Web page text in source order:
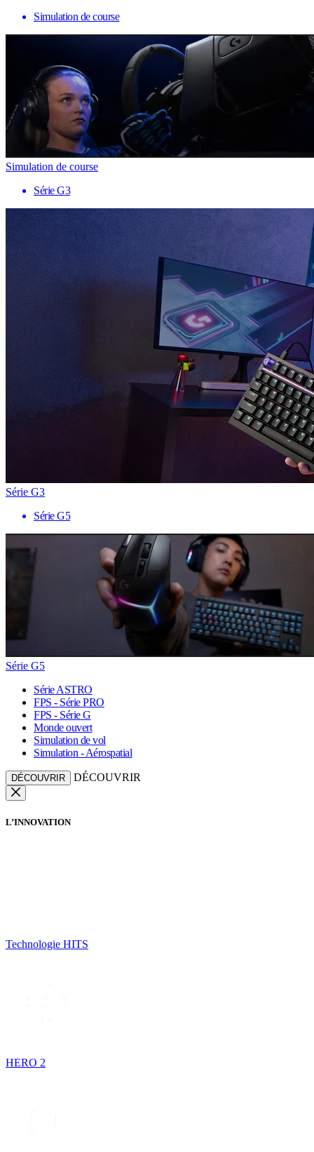
Simulation de course
Simulation de course
Série G3
Série G3
Série G5
Série G5
Série ASTRO
FPS - Série PRO
FPS - Série G
Monde ouvert
Simulation de vol
Simulation - Aérospatial
DÉCOUVRIR DÉCOUVRIR
L’INNOVATION
Technologie HITS
HERO 2